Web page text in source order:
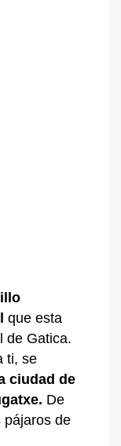
que esta
de Gatica.
ti, se
ciudad de
De
pájaros de